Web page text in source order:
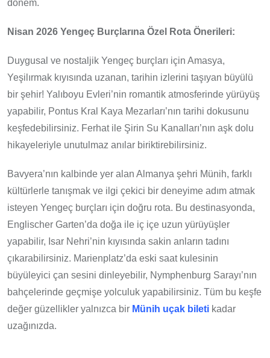
dönem.
Nisan 2026 Yengeç Burçlarına Özel Rota Önerileri:
Duygusal ve nostaljik Yengeç burçları için Amasya,
Yeşilırmak kıyısında uzanan, tarihin izlerini taşıyan büyülü
bir şehir! Yalıboyu Evleri’nin romantik atmosferinde yürüyüş
yapabilir, Pontus Kral Kaya Mezarları’nın tarihi dokusunu
keşfedebilirsiniz. Ferhat ile Şirin Su Kanalları’nın aşk dolu
hikayeleriyle unutulmaz anılar biriktirebilirsiniz.
Bavyera’nın kalbinde yer alan Almanya şehri Münih, farklı
kültürlerle tanışmak ve ilgi çekici bir deneyime adım atmak
isteyen Yengeç burçları için doğru rota. Bu destinasyonda,
Englischer Garten’da doğa ile iç içe uzun yürüyüşler
yapabilir, Isar Nehri’nin kıyısında sakin anların tadını
çıkarabilirsiniz. Marienplatz’da eski saat kulesinin
büyüleyici çan sesini dinleyebilir, Nymphenburg Sarayı’nın
bahçelerinde geçmişe yolculuk yapabilirsiniz. Tüm bu keşfe
değer güzellikler yalnızca bir Münih uçak bileti kadar
uzağınızda.